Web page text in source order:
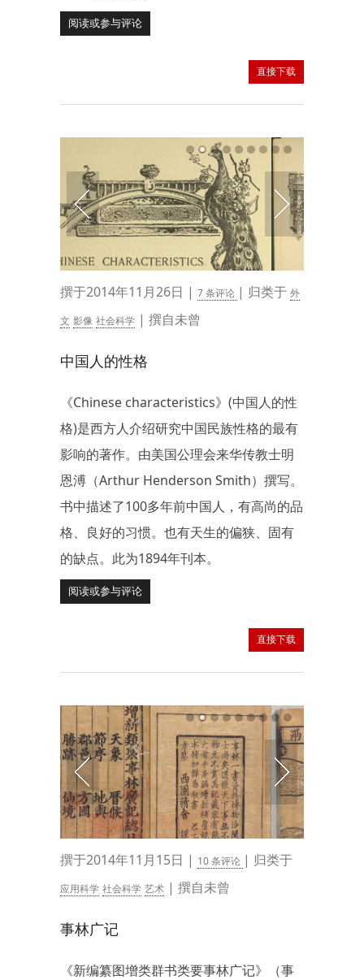
阅读或参与评论
直接下载
撰于2014年11月26日 | 7 条评论 | 归类于 外
文 影像 社会科学 | 撰自未曾
中国人的性格
《Chinese characteristics》(中国人的性
格)是西方人介绍研究中国民族性格的最有
影响的著作。由美国公理会来华传教士明
恩溥（Arthur Henderson Smith）撰写。
书中描述了100多年前中国人，有高尚的品
格、良好的习惯。也有天生的偏狭、固有
的缺点。此为1894年刊本。
阅读或参与评论
直接下载
撰于2014年11月15日 | 10 条评论 | 归类于
应用科学 社会科学 艺术 | 撰自未曾
事林广记
《新编纂图增类群书类要事林广记》（事